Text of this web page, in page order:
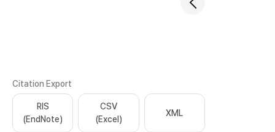
Citation Export
RIS
(EndNote)
CSV
(Excel)
XML